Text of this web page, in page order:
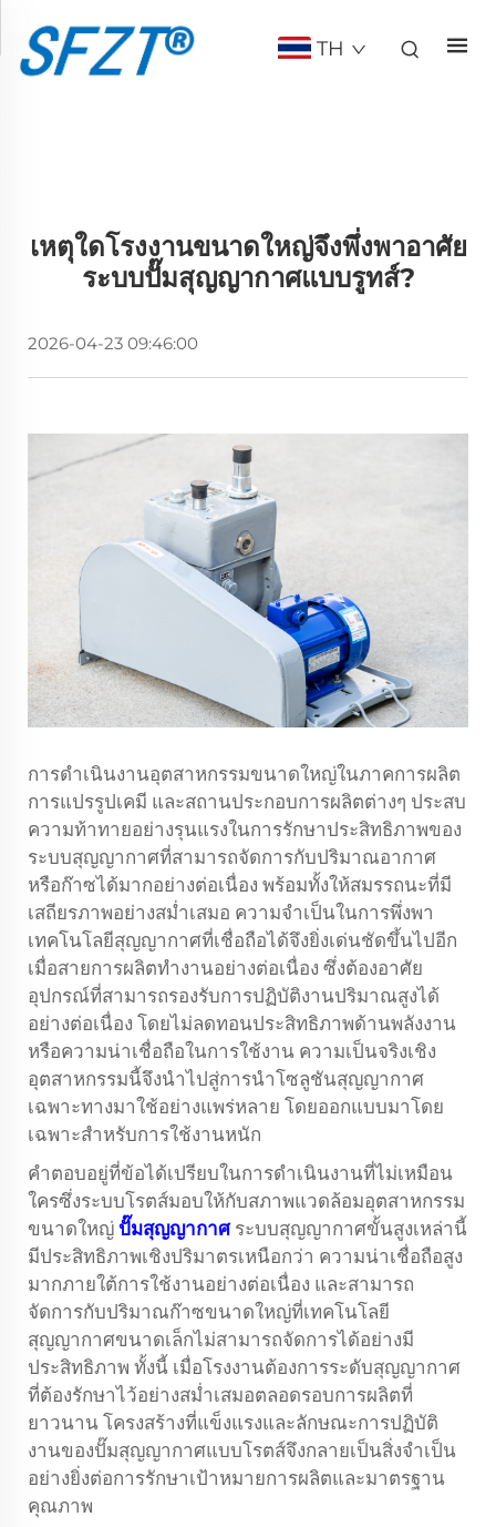
TH
เหตุใดโรงงานขนาดใหญ่จึงพึ่งพาอาศัย
ระบบปั๊มสุญญากาศแบบรูทส์?
2026-04-23 09:46:00
การดำเนินงานอุตสาหกรรมขนาดใหญ่ในภาคการผลิต
การแปรรูปเคมี และสถานประกอบการผลิตต่างๆ ประสบ
ความท้าทายอย่างรุนแรงในการรักษาประสิทธิภาพของ
ระบบสุญญากาศที่สามารถจัดการกับปริมาณอากาศ
หรือก๊าซได้มากอย่างต่อเนื่อง พร้อมทั้งให้สมรรถนะที่มี
เสถียรภาพอย่างสม่ำเสมอ ความจำเป็นในการพึ่งพา
เทคโนโลยีสุญญากาศที่เชื่อถือได้จึงยิ่งเด่นชัดขึ้นไปอีก
เมื่อสายการผลิตทำงานอย่างต่อเนื่อง ซึ่งต้องอาศัย
อุปกรณ์ที่สามารถรองรับการปฏิบัติงานปริมาณสูงได้
อย่างต่อเนื่อง โดยไม่ลดทอนประสิทธิภาพด้านพลังงาน
หรือความน่าเชื่อถือในการใช้งาน ความเป็นจริงเชิง
อุตสาหกรรมนี้จึงนำไปสู่การนำโซลูชันสุญญากาศ
เฉพาะทางมาใช้อย่างแพร่หลาย โดยออกแบบมาโดย
เฉพาะสำหรับการใช้งานหนัก
คำตอบอยู่ที่ข้อได้เปรียบในการดำเนินงานที่ไม่เหมือน
ใครซึ่งระบบโรตส์มอบให้กับสภาพแวดล้อมอุตสาหกรรม
ขนาดใหญ่ ปั๊มสุญญากาศ ระบบสุญญากาศขั้นสูงเหล่านี้
มีประสิทธิภาพเชิงปริมาตรเหนือกว่า ความน่าเชื่อถือสูง
มากภายใต้การใช้งานอย่างต่อเนื่อง และสามารถ
จัดการกับปริมาณก๊าซขนาดใหญ่ที่เทคโนโลยี
สุญญากาศขนาดเล็กไม่สามารถจัดการได้อย่างมี
ประสิทธิภาพ ทั้งนี้ เมื่อโรงงานต้องการระดับสุญญากาศ
ที่ต้องรักษาไว้อย่างสม่ำเสมอตลอดรอบการผลิตที่
ยาวนาน โครงสร้างที่แข็งแรงและลักษณะการปฏิบัติ
งานของปั๊มสุญญากาศแบบโรตส์จึงกลายเป็นสิ่งจำเป็น
อย่างยิ่งต่อการรักษาเป้าหมายการผลิตและมาตรฐาน
คุณภาพ